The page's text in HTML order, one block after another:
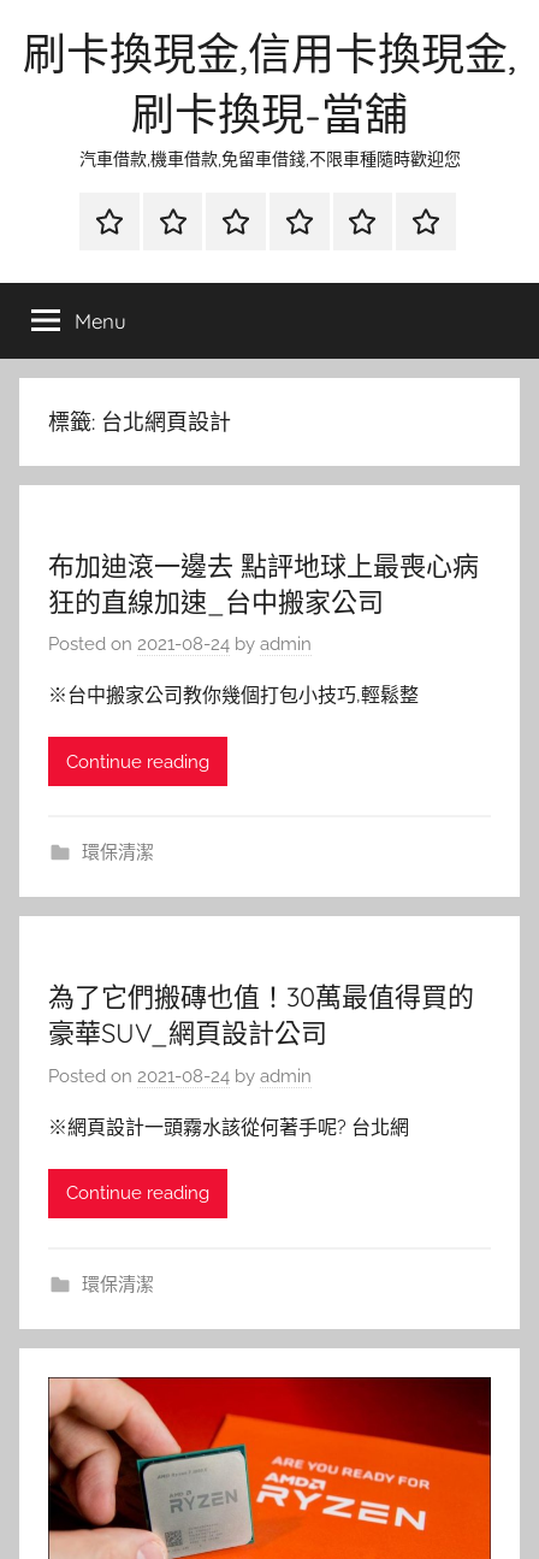
刷卡換現金,信用卡換現金,
刷卡換現-當舖
汽車借款,機車借款,免留車借錢,不限車種隨時歡迎您
首
當
金
網
資
流
時
環
清
聯
徵
Menu
標籤: 台北網頁設計
布加迪滾一邊去 點評地球上最喪心病
狂的直線加速_台中搬家公司
Posted on 2021-08-24 by admin
※台中搬家公司教你幾個打包小技巧,輕鬆整
Continue reading
環保清潔
為了它們搬磚也值！30萬最值得買的
豪華SUV_網頁設計公司
Posted on 2021-08-24 by admin
※網頁設計一頭霧水該從何著手呢? 台北網
Continue reading
環保清潔